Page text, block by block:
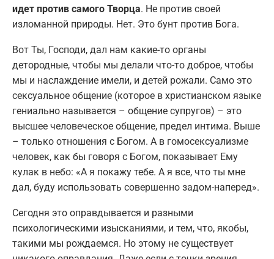
идет против самого Творца. Не против своей
изломанной природы. Нет. Это бунт против Бога.
Вот Ты, Господи, дал нам какие-то органы
детородные, чтобы мы делали что-то доброе, чтобы
мы и наслаждение имели, и детей рожали. Само это
сексуальное общение (которое в христианском языке
гениально называется – общение супругов) – это
высшее человеческое общение, предел интима. Выше
– только отношения с Богом. А в гомосексуализме
человек, как бы говоря с Богом, показывает Ему
кулак в небо: «А я покажу тебе. А я все, что ты мне
дал, буду использовать совершенно задом-наперед».
Сегодня это оправдывается и разными
психологическими изысканиями, и тем, что, якобы,
такими мы рождаемся. Но этому не существует